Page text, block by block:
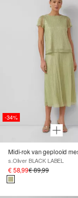
-34%
s.Oliver BLACK LABEL
€ 58,99€ 89,99